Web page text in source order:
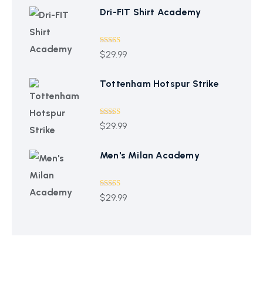
Dri-FIT Shirt Academy
Bewertet
mit 4.00
$29.99
Tottenham Hotspur Strike
Bewertet mit
5.00von 5
$29.99
Men's Milan Academy
Bewertet mit
5.00von 5
$29.99